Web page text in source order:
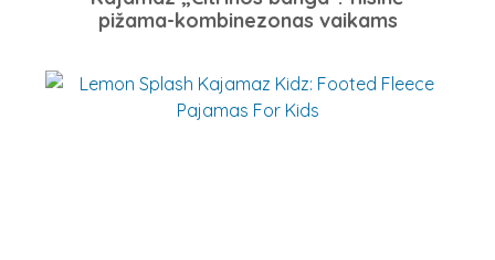
pižama-kombinezonas vaikams